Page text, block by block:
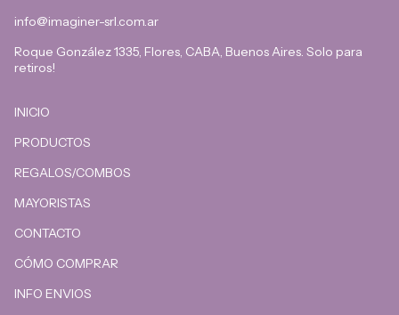
info@imaginer-srl.com.ar
Roque González 1335, Flores, CABA, Buenos Aires. Solo para
retiros!
INICIO
PRODUCTOS
REGALOS/COMBOS
MAYORISTAS
CONTACTO
CÓMO COMPRAR
INFO ENVIOS